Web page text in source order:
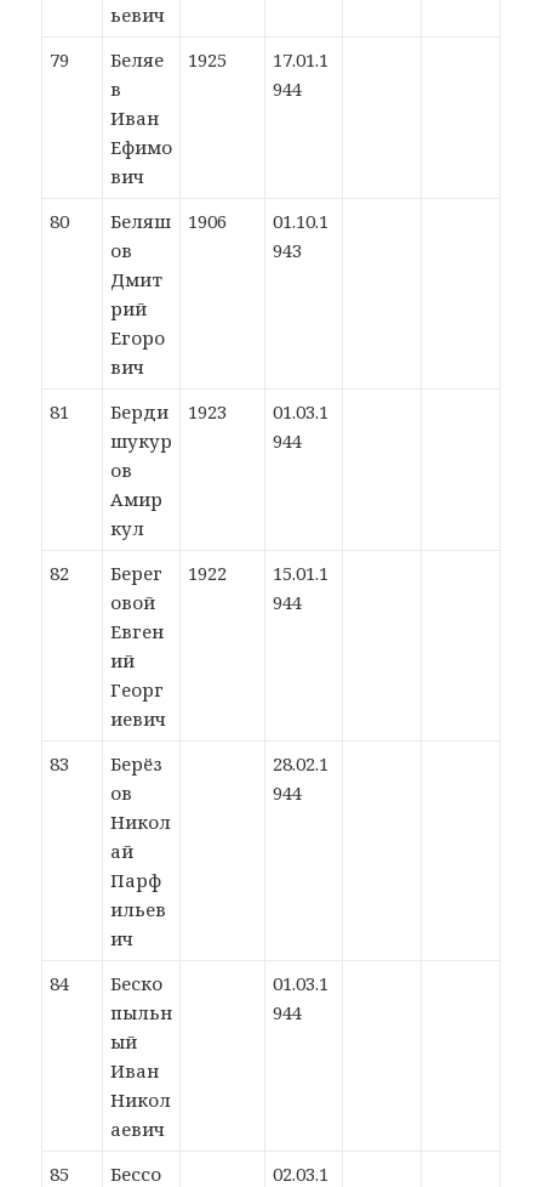
ьевич
79
Беляе
в
Иван
Ефимо
вич
1925
17.01.1
944
80
Беляш
ов
Дмит
рий
Егоро
вич
1906
01.10.1
943
81
Берди
шукур
ов
Амир
кул
1923
01.03.1
944
82
Берег
овой
Евген
ий
Георг
иевич
1922
15.01.1
944
83
Берёз
ов
Никол
ай
Парф
ильев
ич
28.02.1
944
84
Беско
пыльн
ый
Иван
Никол
аевич
01.03.1
944
85 Бессо 02.03.1